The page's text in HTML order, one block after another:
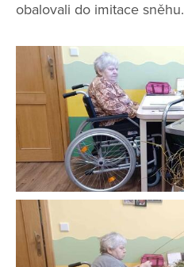
obalovali do imitace sněhu.